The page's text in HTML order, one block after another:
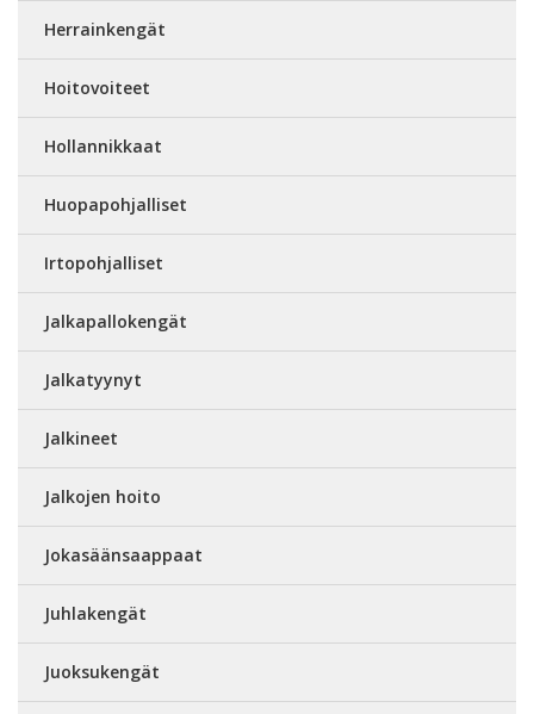
Herrainkengät
Hoitovoiteet
Hollannikkaat
Huopapohjalliset
Irtopohjalliset
Jalkapallokengät
Jalkatyynyt
Jalkineet
Jalkojen hoito
Jokasäänsaappaat
Juhlakengät
Juoksukengät